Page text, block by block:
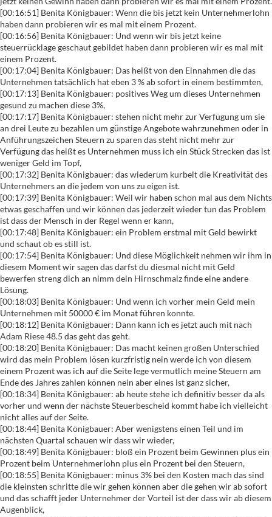
[00:16:51] Benita Königbauer: Wenn die bis jetzt kein Unternehmerlohn
haben dann probieren wir es mal mit einem Prozent.
[00:16:56] Benita Königbauer: Und wenn wir bis jetzt keine
steuerrücklage geschaut gebildet haben dann probieren wir es mal mit
einem Prozent.
[00:17:04] Benita Königbauer: Das heißt von den Einnahmen die das
Unternehmen tatsächlich hat eben 3 % ab sofort in einem bestimmten,
[00:17:13] Benita Königbauer: positives Weg um dieses Unternehmen
gesund zu machen diese 3%,
[00:17:17] Benita Königbauer: stehen nicht mehr zur Verfügung um sie
an drei Leute zu bezahlen um günstige Angebote wahrzunehmen oder in
Anführungszeichen Steuern zu sparen das steht nicht mehr zur
Verfügung das heißt es Unternehmen muss ich ein Stück Strecken das ist
weniger Geld im Topf,
[00:17:32] Benita Königbauer: das wiederum kurbelt die Kreativität des
Unternehmers an die jedem von uns zu eigen ist.
[00:17:39] Benita Königbauer: Weil wir haben schon mal aus dem Nichts
etwas geschaffen und wir können das jederzeit wieder tun das Problem
ist dass der Mensch in der Regel wenn er kann,
[00:17:48] Benita Königbauer: ein Problem erstmal mit Geld bewirkt
und schaut ob es still ist.
[00:17:54] Benita Königbauer: Und diese Möglichkeit nehmen wir ihm in
diesem Moment wir sagen das darfst du diesmal nicht mit Geld
bewerfen streng dich an nimm dein Hirnschmalz finde eine andere
Lösung.
[00:18:03] Benita Königbauer: Und wenn ich vorher mein Geld mein
Unternehmen mit 50000 € im Monat führen konnte.
[00:18:12] Benita Königbauer: Dann kann ich es jetzt auch mit nach
Adam Riese 48.5 das geht das geht.
[00:18:20] Benita Königbauer: Das macht keinen großen Unterschied
wird das mein Problem lösen kurzfristig nein werde ich von diesem
einem Prozent was ich auf die Seite lege vermutlich meine Steuern am
Ende des Jahres zahlen können nein aber eines ist ganz sicher,
[00:18:34] Benita Königbauer: ab heute stehe ich definitiv besser da als
vorher und wenn der nächste Steuerbescheid kommt habe ich vielleicht
nicht alles auf der Seite.
[00:18:44] Benita Königbauer: Aber wenigstens einen Teil und im
nächsten Quartal schauen wir dass wir wieder,
[00:18:49] Benita Königbauer: bloß ein Prozent beim Gewinnen plus ein
Prozent beim Unternehmerlohn plus ein Prozent bei den Steuern,
[00:18:55] Benita Königbauer: minus 3% bei den Kosten mach das sind
die kleinsten schritte die wir gehen können aber die gehen wir ab sofort
und das schafft jeder Unternehmer der Vorteil ist der dass wir ab diesem
Augenblick,